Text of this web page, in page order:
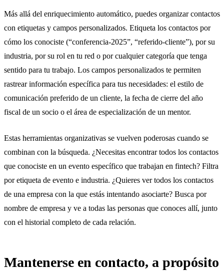
Más allá del enriquecimiento automático, puedes organizar contactos
con etiquetas y campos personalizados. Etiqueta los contactos por
cómo los conociste (“conferencia-2025”, “referido-cliente”), por su
industria, por su rol en tu red o por cualquier categoría que tenga
sentido para tu trabajo. Los campos personalizados te permiten
rastrear información específica para tus necesidades: el estilo de
comunicación preferido de un cliente, la fecha de cierre del año
fiscal de un socio o el área de especialización de un mentor.
Estas herramientas organizativas se vuelven poderosas cuando se
combinan con la búsqueda. ¿Necesitas encontrar todos los contactos
que conociste en un evento específico que trabajan en fintech? Filtra
por etiqueta de evento e industria. ¿Quieres ver todos los contactos
de una empresa con la que estás intentando asociarte? Busca por
nombre de empresa y ve a todas las personas que conoces allí, junto
con el historial completo de cada relación.
Mantenerse en contacto, a propósito